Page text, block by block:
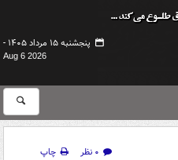
پنجشنبه ۱۵ مرداد ۱۴۰۵ -
Aug 6 2026
۰ نظر
چاپ